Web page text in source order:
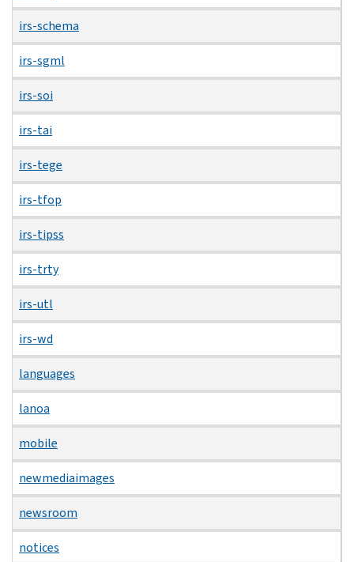
irs-schema
irs-sgml
irs-soi
irs-tai
irs-tege
irs-tfop
irs-tipss
irs-trty
irs-utl
irs-wd
languages
lanoa
mobile
newmediaimages
newsroom
notices